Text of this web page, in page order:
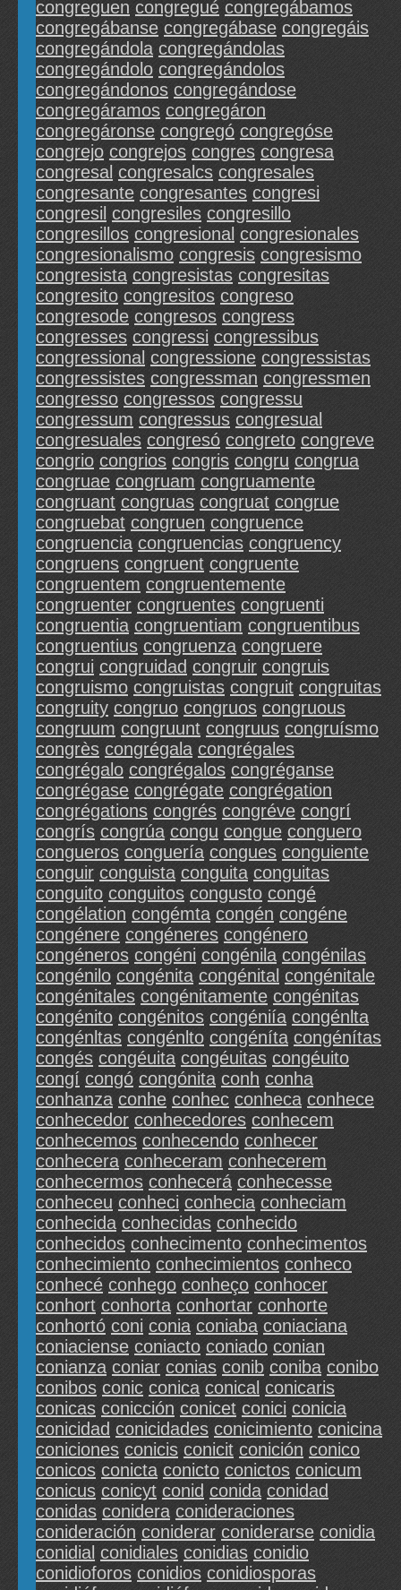
congreguen congregué congregábamos
congregábanse congregábase congregáis
congregándola congregándolas
congregándolo congregándolos
congregándonos congregándose
congregáramos congregáron
congregáronse congregó congregóse
congrejo congrejos congres congresa
congresal congresalcs congresales
congresante congresantes congresi
congresil congresiles congresillo
congresillos congresional congresionales
congresionalismo congresis congresismo
congresista congresistas congresitas
congresito congresitos congreso
congresode congresos congress
congresses congressi congressibus
congressional congressione congressistas
congressistes congressman congressmen
congresso congressos congressu
congressum congressus congresual
congresuales congresó congreto congreve
congrio congrios congris congru congrua
congruae congruam congruamente
congruant congruas congruat congrue
congruebat congruen congruence
congruencia congruencias congruency
congruens congruent congruente
congruentem congruentemente
congruenter congruentes congruenti
congruentia congruentiam congruentibus
congruentius congruenza congruere
congrui congruidad congruir congruis
congruismo congruistas congruit congruitas
congruity congruo congruos congruous
congruum congruunt congruus congruísmo
congrès congrégala congrégales
congrégalo congrégalos congréganse
congrégase congrégate congrégation
congrégations congrés congréve congrí
congrís congrúa congu congue conguero
congueros conguería congues conguiente
conguir conguista conguita conguitas
conguito conguitos congusto congé
congélation congémta congén congéne
congénere congéneres congénero
congéneros congéni congénila congénilas
congénilo congénita congénital congénitale
congénitales congénitamente congénitas
congénito congénitos congéniía congénlta
congénltas congénlto congéníta congénítas
congés congéuita congéuitas congéuito
congí congó congónita conh conha
conhanza conhe conhec conheca conhece
conhecedor conhecedores conhecem
conhecemos conhecendo conhecer
conhecera conheceram conhecerem
conhecermos conhecerá conhecesse
conheceu conheci conhecia conheciam
conhecida conhecidas conhecido
conhecidos conhecimento conhecimentos
conhecimiento conhecimientos conheco
conhecé conhego conheço conhocer
conhort conhorta conhortar conhorte
conhortó coni conia coniaba coniaciana
coniaciense coniacto coniado conian
conianza coniar conias conib coniba conibo
conibos conic conica conical conicaris
conicas conicción conicet conici conicia
conicidad conicidades conicimiento conicina
coniciones conicis conicit conición conico
conicos conicta conicto conictos conicum
conicus conicyt conid conida conidad
conidas conidera conideraciones
conideración coniderar coniderarse conidia
conidial conidiales conidias conidio
conidioforos conidios conidiosporas